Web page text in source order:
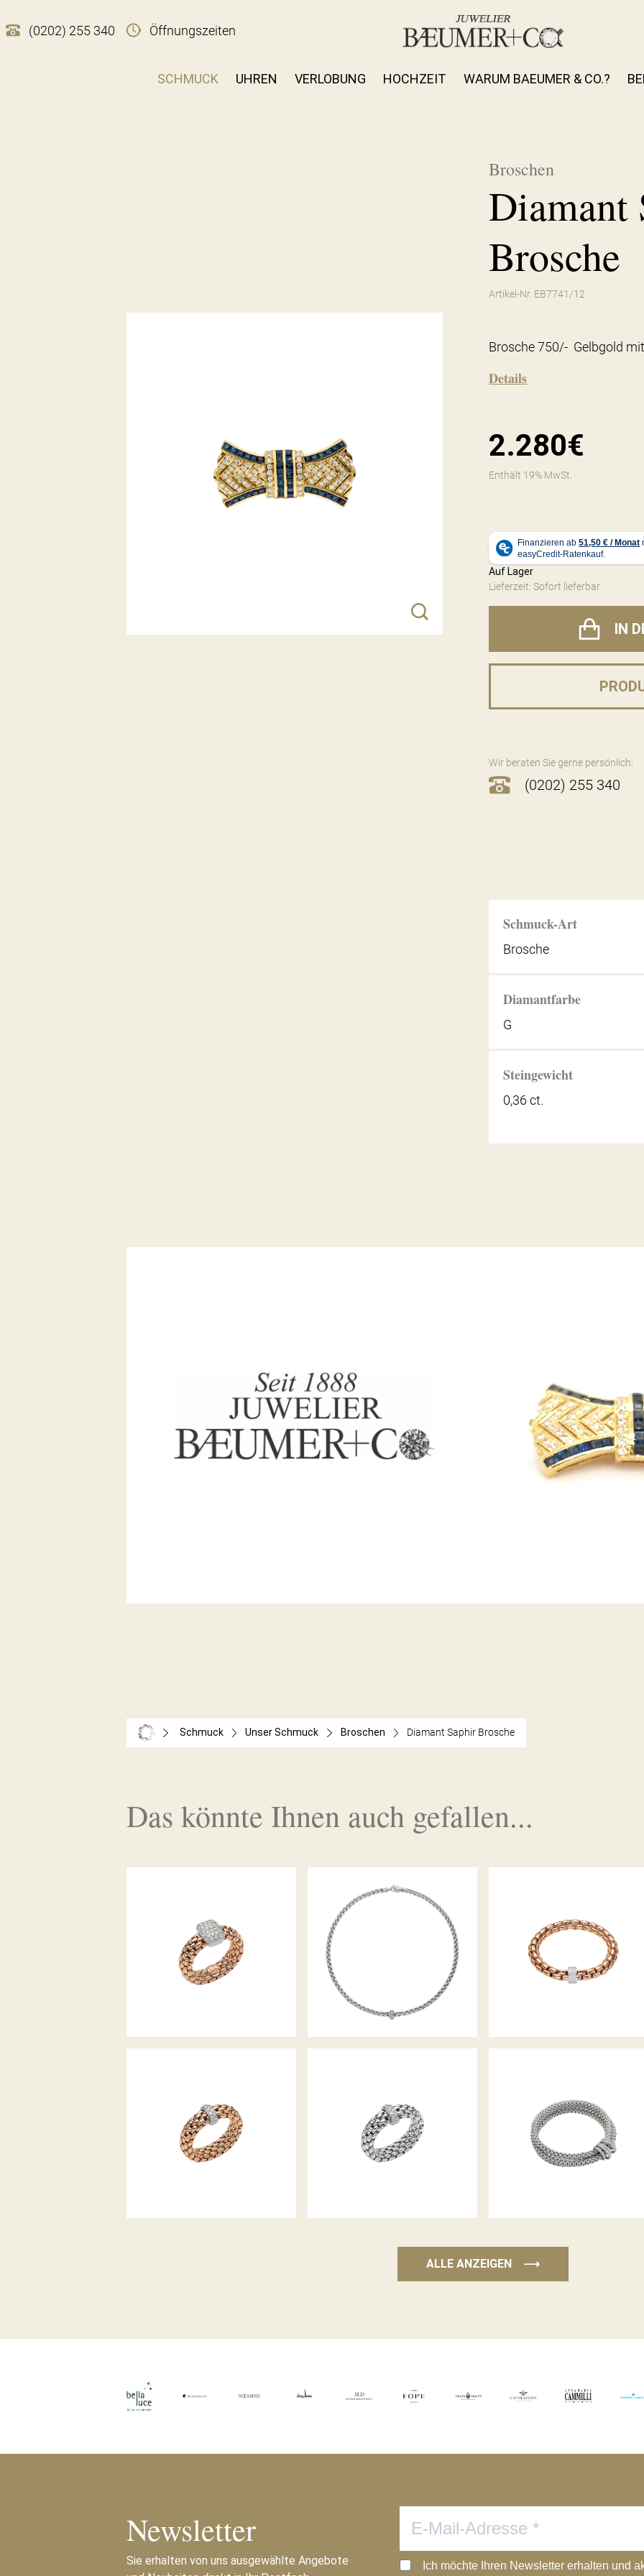
(0202) 255 340 Öffnungszeiten
SCHMUCK UHREN VERLOBUNG HOCHZEIT WARUM BAEUMER & CO.?
Broschen
Diamant
Brosche
Artikel-Nr. EB7741/12
Brosche 750/- Gelbgold
Details
2.280€
Enthält 19% MwSt.
Auf Lager
Lieferzeit: Sofort lieferbar
IN
Wir beraten Sie gerne persönlich:
(0202) 255 340
Schmuck-Art
Brosche
Diamantfarbe
G
Steingewicht
0,36 ct.
Schmuck Unser Schmuck Broschen Diamant Saphir Brosche
Das könnte Ihnen auch gefallen...
FLEX’IT RING VENDÔME
KOLLEKTION
COLLIER EKA KOLLEKTION
FLEX’IT ARMBAND EKA
KOLLEKTION
KOLLEKTION
KOLLEKTION
FLEX’IT ARMBAND MIA LUCE
KOLLEKTION
ALLE ANZEIGEN ⟶
Newsletter
Sie erhalten von uns ausgewählte Angebote
Ich möchte Ihren Newsletter erhalten und